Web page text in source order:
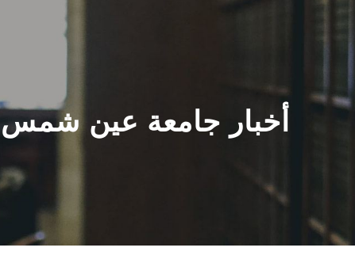
أخبار جامعة عين شمس